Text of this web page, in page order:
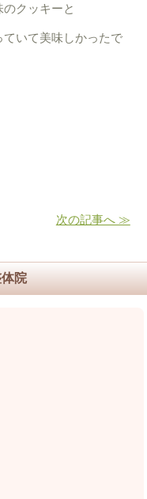
クッキーと
いて美味しかったで
次の記事へ ≫
院